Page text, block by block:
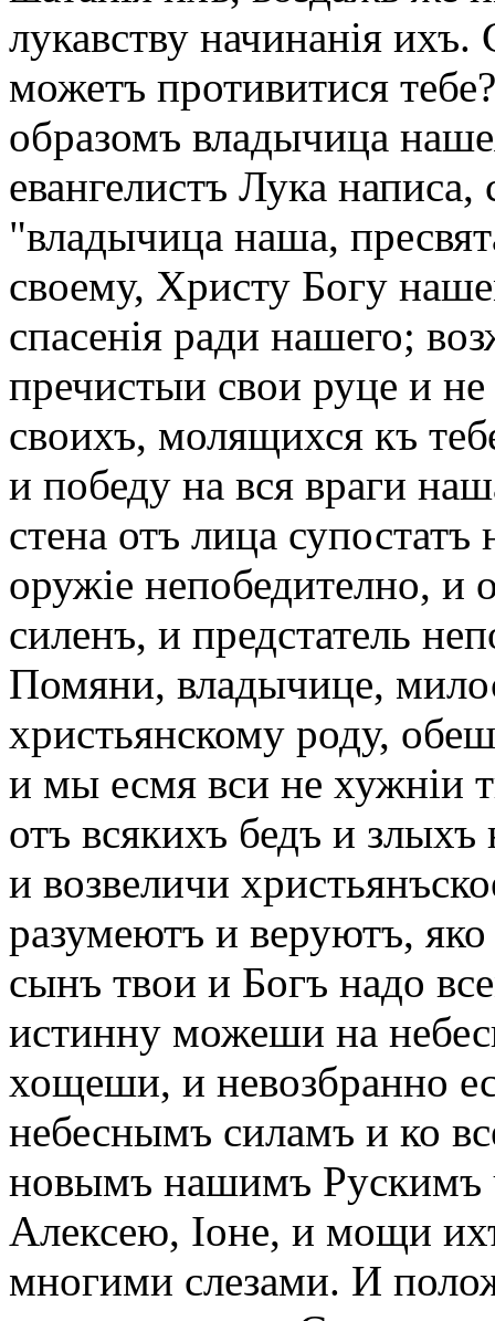
лукавству начинанія
можетъ противитися
образомъ владычица
евангелистъ Лука
"владычица наша,
своему, Христу Богу
спасенія ради нашего;
пречистыи свои руце и
своихъ, молящихся къ
и победу на вся враги
стена отъ лица
оружіе непобедително, и
силенъ, и предстатель
Помяни, владычице,
христьянскому роду,
и мы есмя вси не хужніи
отъ всякихъ бедъ и
и возвеличи
разумеютъ и веруютъ,
сынъ твои и Богъ надо
истинну можеши на
хощеши, и невозбранно
небеснымъ силамъ и ко
новымъ нашимъ Рускимъ
Алексею, Іоне, и мощи
многими слезами. И